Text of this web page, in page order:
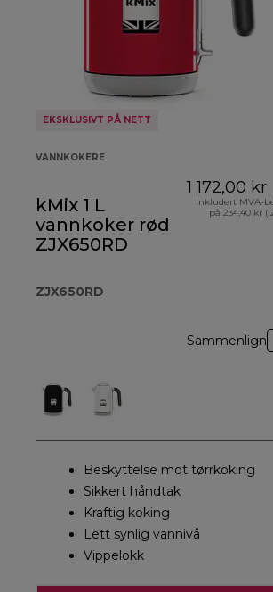
EKSKLUSIVT PÅ NETT
VANNKOKERE
kMix 1 L
vannkoker rød
ZJX650RD
ZJX650RD
1 172,00 kr
Inkludert MVA-
på 234,40 kr (
Sammenlign
Beskyttelse mot tørrkoking
Sikkert håndtak
Kraftig koking
Lett synlig vannivå
Vippelokk